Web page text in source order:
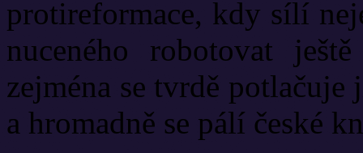
protireformace, kdy sílí
nuceného robotovat
zejména se tvrdě
a hromadně se pálí české